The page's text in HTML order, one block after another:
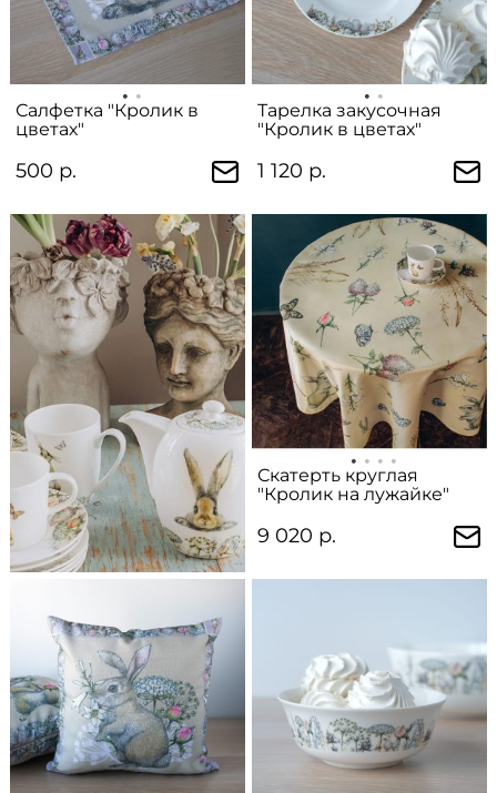
Салфетка "Кролик в
цветах"
500 р.
Тарелка закусочная
"Кролик в цветах"
1 120 р.
Скатерть круглая
"Кролик на лужайке"
9 020 р.